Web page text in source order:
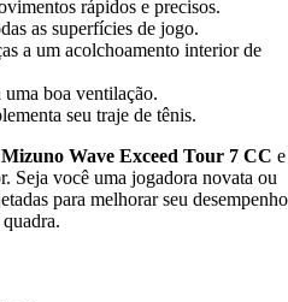
rápidos e precisos.
as superfícies de jogo.
a um acolchoamento interior de
uma boa ventilação.
seu traje de tênis.
Wave Exceed Tour 7 CC e
Seja você uma jogadora novata ou
para melhorar seu desempenho